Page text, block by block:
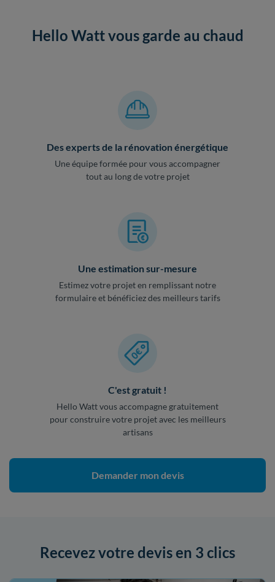
Hello Watt vous garde au chaud
Des experts de la rénovation énergétique
Une équipe formée pour vous accompagner
tout au long de votre projet
Une estimation sur-mesure
Estimez votre projet en remplissant notre
formulaire et bénéficiez des meilleurs tarifs
C'est gratuit !
Hello Watt vous accompagne gratuitement
pour construire votre projet avec les meilleurs
artisans
Demander mon devis
Recevez votre devis en 3 clics